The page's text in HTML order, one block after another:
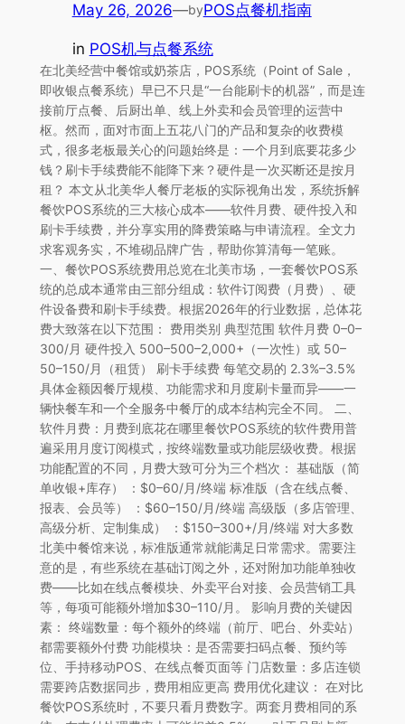
May 26, 2026—byPOS点餐机指南
in POS机与点餐系统
在北美经营中餐馆或奶茶店，POS系统（Point of Sale，
即收银点餐系统）早已不只是“一台能刷卡的机器”，而是连
接前厅点餐、后厨出单、线上外卖和会员管理的运营中
枢。然而，面对市面上五花八门的产品和复杂的收费模
式，很多老板最关心的问题始终是：一个月到底要花多少
钱？刷卡手续费能不能降下来？硬件是一次买断还是按月
租？ 本文从北美华人餐厅老板的实际视角出发，系统拆解
餐饮POS系统的三大核心成本——软件月费、硬件投入和
刷卡手续费，并分享实用的降费策略与申请流程。全文力
求客观务实，不堆砌品牌广告，帮助你算清每一笔账。
一、餐饮POS系统费用总览在北美市场，一套餐饮POS系
统的总成本通常由三部分组成：软件订阅费（月费）、硬
件设备费和刷卡手续费。根据2026年的行业数据，总体花
费大致落在以下范围： 费用类别 典型范围 软件月费 0–0–
300/月 硬件投入 500–500–2,000+（一次性）或 50–
50–150/月（租赁） 刷卡手续费 每笔交易的 2.3%–3.5%
具体金额因餐厅规模、功能需求和月度刷卡量而异——一
辆快餐车和一个全服务中餐厅的成本结构完全不同。 二、
软件月费：月费到底花在哪里餐饮POS系统的软件费用普
遍采用月度订阅模式，按终端数量或功能层级收费。根据
功能配置的不同，月费大致可分为三个档次： 基础版（简
单收银+库存） ：$0–60/月/终端 标准版（含在线点餐、
报表、会员等） ：$60–150/月/终端 高级版（多店管理、
高级分析、定制集成） ：$150–300+/月/终端 对大多数
北美中餐馆来说，标准版通常就能满足日常需求。需要注
意的是，有些系统在基础订阅之外，还对附加功能单独收
费——比如在线点餐模块、外卖平台对接、会员营销工具
等，每项可能额外增加$30–110/月。 影响月费的关键因
素： 终端数量：每个额外的终端（前厅、吧台、外卖站）
都需要额外付费 功能模块：是否需要扫码点餐、预约等
位、手持移动POS、在线点餐页面等 门店数量：多店连锁
需要跨店数据同步，费用相应更高 费用优化建议： 在对比
餐饮POS系统时，不要只看月费数字。两套月费相同的系